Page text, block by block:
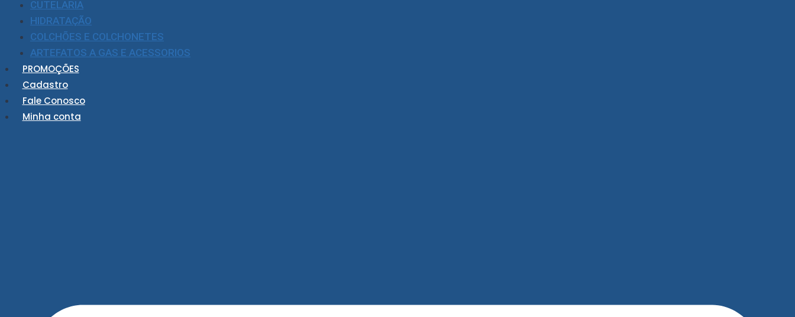
CUTELARIA
HIDRATAÇÃO
COLCHÕES E COLCHONETES
ARTEFATOS A GAS E ACESSORIOS
PROMOÇÕES
Cadastro
Fale Conosco
Minha conta